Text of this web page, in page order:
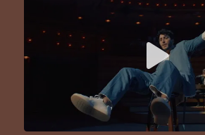
Y el no tenerte me hace daño
Seríamo' la pareja del año
Cuánto te extraño
Y mis amigos lo sabían
Yo tenía otra melodía
De lo que resultaría
Maldita monotonía